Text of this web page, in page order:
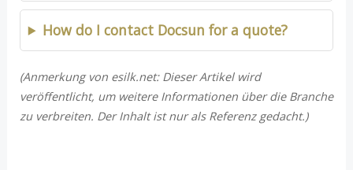
How do I contact Docsun for a quote?
(Anmerkung von esilk.net: Dieser Artikel wird
veröffentlicht, um weitere Informationen über die Branche
zu verbreiten. Der Inhalt ist nur als Referenz gedacht.)